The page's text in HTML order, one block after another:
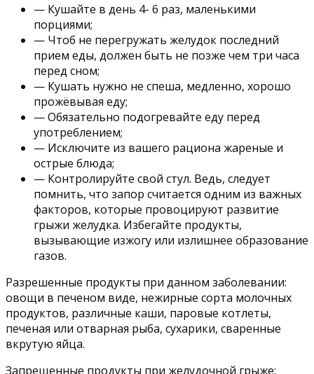
— Кушайте в день 4- 6 раз, маленькими
порциями;
— Чтоб не перегружать желудок последний
прием еды, должен быть не позже чем три часа
перед сном;
— Кушать нужно не спеша, медленно, хорошо
прожёвывая еду;
— Обязательно подогревайте еду перед
употреблением;
— Исключите из вашего рациона жареные и
острые блюда;
— Контролируйте свой стул. Ведь, следует
помнить, что запор считается одним из важных
факторов, которые провоцируют развитие
грыжи желудка. Избегайте продукты,
вызывающие изжогу или излишнее образование
газов.
Разрешенные продукты при данном заболевании:
овощи в печеном виде, нежирные сорта молочных
продуктов, различные каши, паровые котлеты,
печеная или отварная рыба, сухарики, сваренные
вкрутую яйца.
Запрещенные продукты при желудочной грыже: